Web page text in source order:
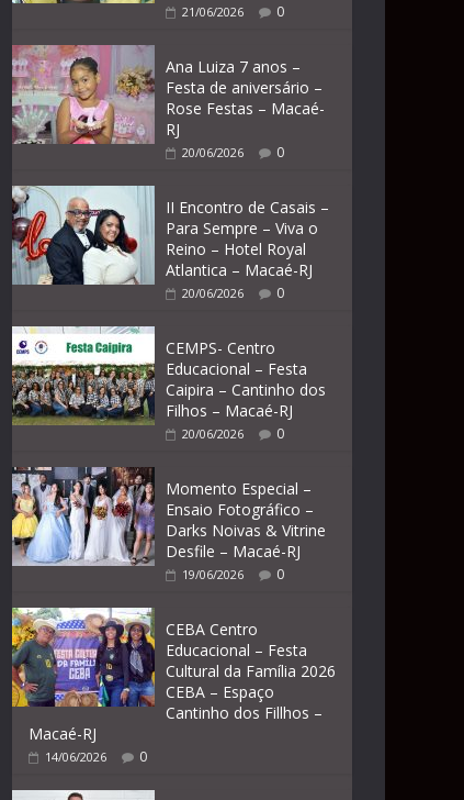
21/06/2026 0
Ana Luiza 7 anos –
Festa de aniversário –
Rose Festas – Macaé-
RJ
20/06/2026 0
II Encontro de Casais –
Para Sempre – Viva o
Reino – Hotel Royal
Atlantica – Macaé-RJ
20/06/2026 0
CEMPS- Centro
Educacional – Festa
Caipira – Cantinho dos
Filhos – Macaé-RJ
20/06/2026 0
Momento Especial –
Ensaio Fotográfico –
Darks Noivas & Vitrine
Desfile – Macaé-RJ
19/06/2026 0
CEBA Centro
Educacional – Festa
Cultural da Família 2026
CEBA – Espaço
Cantinho dos Fillhos –
Macaé-RJ
14/06/2026 0